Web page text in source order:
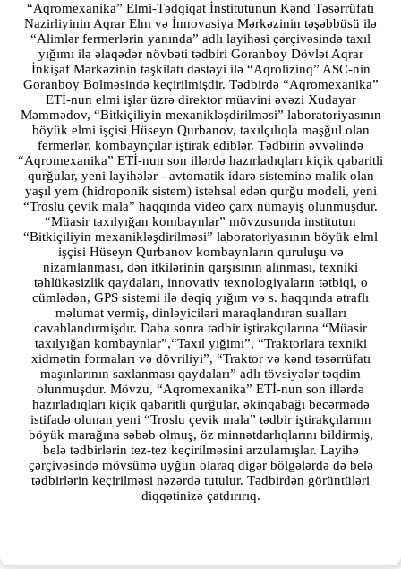
“Aqromexanika” Elmi-Tədqiqat İnstitutunun Kənd Təsərrüfatı
Nazirliyinin Aqrar Elm və İnnovasiya Mərkəzinin təşəbbüsü ilə
“Alimlər fermerlərin yanında” adlı layihəsi çərçivəsində taxıl
yığımı ilə əlaqədər növbəti tədbiri Goranboy Dövlət Aqrar
İnkişaf Mərkəzinin təşkilatı dəstəyi ilə “Aqrolizinq” ASC-nin
Goranboy Bolməsində keçirilmişdir. Tədbirdə “Aqromexanika”
ETİ-nun elmi işlər üzrə direktor müavini əvəzi Xudayar
Məmmədov, “Bitkiçiliyin mexanikləşdirilməsi” laboratoriyasının
böyük elmi işçisi Hüseyn Qurbanov, taxılçılıqla məşğul olan
fermerlər, kombaynçılar iştirak ediblər. Tədbirin əvvəlində
“Aqromexanika” ETİ-nun son illərdə hazırladıqları kiçik qabaritli
qurğular, yeni layihələr - avtomatik idarə sisteminə malik olan
yaşıl yem (hidroponik sistem) istehsal edən qurğu modeli, yeni
“Troslu çevik mala” haqqında video çarx nümayiş olunmuşdur.
“Müasir taxılyığan kombaynlar” mövzusunda institutun
“Bitkiçiliyin mexanikləşdirilməsi” laboratoriyasının böyük elml
işçisi Hüseyn Qurbanov kombaynların quruluşu və
nizamlanması, dən itkilərinin qarşısının alınması, texniki
təhlükəsizlik qaydaları, innovativ texnologiyaların tətbiqi, o
cümlədən, GPS sistemi ilə dəqiq yığım və s. haqqında ətraflı
məlumat vermiş, dinləyiciləri maraqlandıran sualları
cavablandırmişdır. Daha sonra tədbir iştirakçılarına “Müasir
taxılyığan kombaynlar”,“Taxıl yığimı”, “Traktorlara texniki
xidmətin formaları və dövriliyi”, “Traktor və kənd təsərrüfatı
maşınlarının saxlanması qaydaları” adlı tövsiyələr təqdim
olunmuşdur. Mövzu, “Aqromexanika” ETİ-nun son illərdə
hazırladıqları kiçik qabaritli qurğular, əkinqabağı becərmədə
istifadə olunan yeni “Troslu çevik mala” tədbir iştirakçılarınn
böyük marağına səbəb olmuş, öz minnətdarlıqlarını bildirmiş,
belə tədbirlərin tez-tez keçirilməsini arzulamışlar. Layihə
çərçivəsində mövsümə uyğun olaraq digər bölgələrdə də belə
tədbirlərin keçirilməsi nəzərdə tutulur. Tədbirdən görüntüləri
diqqətinizə çatdırırıq.